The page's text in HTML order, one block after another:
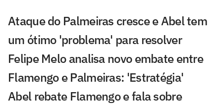
Ataque do Palmeiras cresce e Abel tem
um ótimo 'problema' para resolver
Felipe Melo analisa novo embate entre
Flamengo e Palmeiras: 'Estratégia'
Abel rebate Flamengo e fala sobre